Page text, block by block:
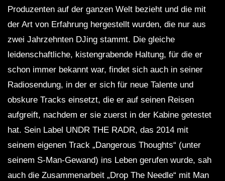
Produzenten auf der ganzen Welt bezieht und die mit
der Art von Erfahrung hergestellt wurden, die nur aus
zwei Jahrzehnten DJing stammt. Die gleiche
leidenschaftliche, kistengrabende Haltung, für die er
schon immer bekannt war, findet sich auch in seiner
Radiosendung, in der er sich für neue Talente und
obskure Tracks einsetzt, die er auf seinen Reisen
aufgreift, nachdem er sie zuerst in der Kabine getestet
hat. Sein Label UNDR THE RADR, das 2014 mit
seinem eigenen Track „Dangerous Thoughts“ (unter
seinem S-Man-Gewand) ins Leben gerufen wurde, sah
auch die Zusammenarbeit „Drop The Needle“ mit Man